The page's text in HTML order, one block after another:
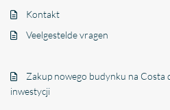
Kontakt
Veelgestelde vragen
Zakup nowego budynku na Costa
inwestycji